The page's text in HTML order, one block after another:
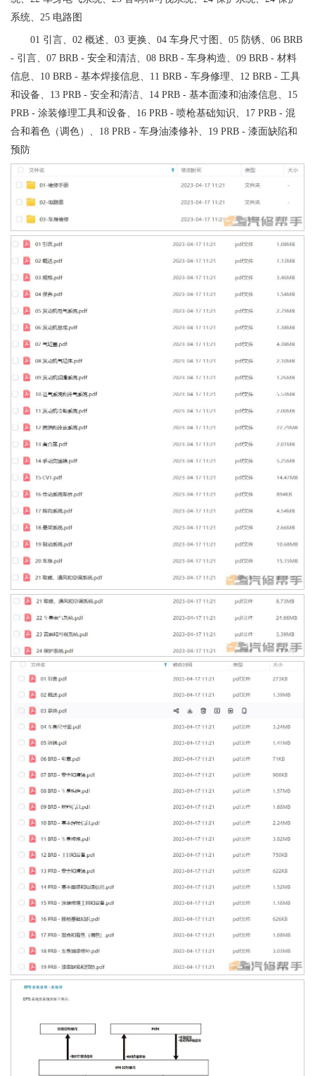
系统、25 电路图
01 引言、02 概述、03 更换、04 车身尺寸图、05 防锈、06 BRB
- 引言、07 BRB - 安全和清洁、08 BRB - 车身构造、09 BRB - 材料
信息、10 BRB - 基本焊接信息、11 BRB - 车身修理、12 BRB - 工具
和设备、13 PRB - 安全和清洁、14 PRB - 基本面漆和油漆信息、15
PRB - 涂装修理工具和设备、16 PRB - 喷枪基础知识、17 PRB - 混
合和着色（调色）、18 PRB - 车身油漆修补、19 PRB - 漆面缺陷和
预防